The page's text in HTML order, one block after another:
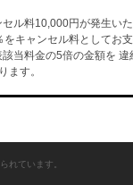
ル料10,000円が発生いた
キャンセル料としてお支
料金の5倍の金額を 違
ます。
れています。